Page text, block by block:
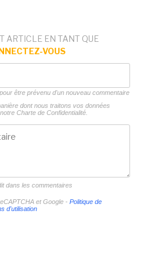
ARTICLE EN TANT QUE
VOUS
être prévenu d'un nouveau commentaire
dont nous traitons vos données
Charte de Confidentialité.
dans les commentaires
et Google - Politique de
d'utilisation